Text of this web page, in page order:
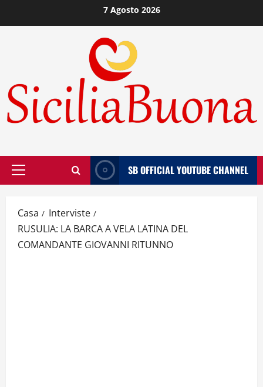
al
7 Agosto 2026
Menù
SB OFFICIAL YOUTUBE CHANNEL
Casa
Interviste
RUSULIA: LA BARCA A VELA LATINA DEL
COMANDANTE GIOVANNI RITUNNO